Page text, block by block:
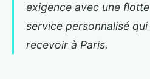
exigence avec une
service personnalisé
recevoir à Paris.